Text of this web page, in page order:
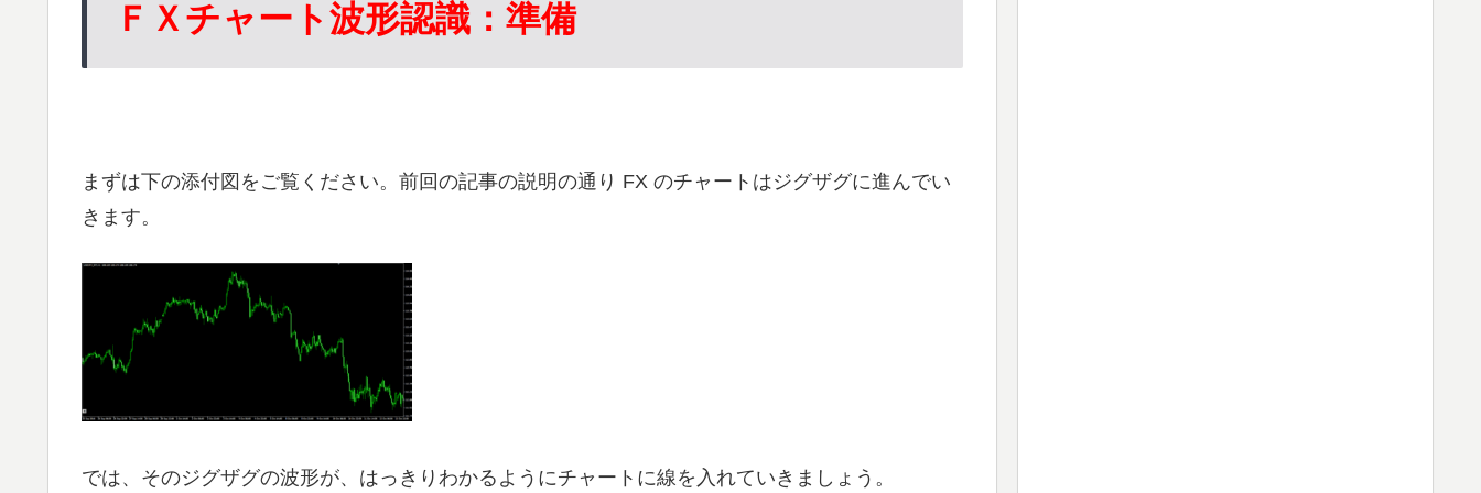
ＦＸチャート波形認識：準備
まずは下の添付図をご覧ください。前回の記事の説明の通り FX のチャートはジグザグに進んでい
きます。
では、そのジグザグの波形が、はっきりわかるようにチャートに線を入れていきましょう。